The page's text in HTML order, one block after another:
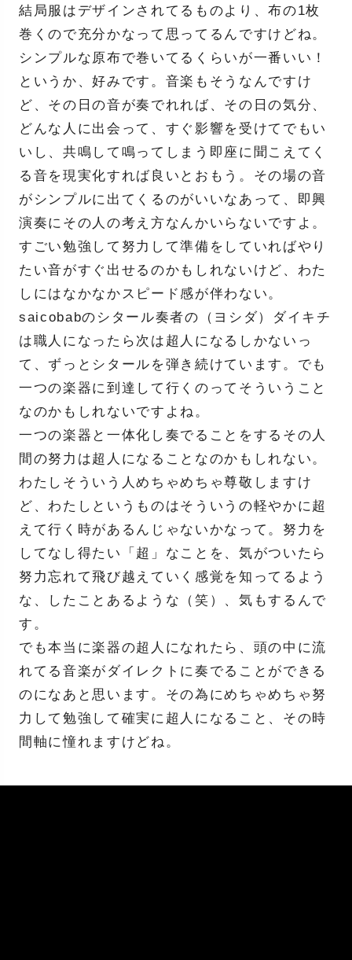
結局服はデザインされてるものより、布の1枚
巻くので充分かなって思ってるんですけどね。
シンプルな原布で巻いてるくらいが一番いい！
というか、好みです。音楽もそうなんですけ
ど、その日の音が奏でれれば、その日の気分、
どんな人に出会って、すぐ影響を受けてでもい
いし、共鳴して鳴ってしまう即座に聞こえてく
る音を現実化すれば良いとおもう。その場の音
がシンプルに出てくるのがいいなあって、即興
演奏にその人の考え方なんかいらないですよ。
すごい勉強して努力して準備をしていればやり
たい音がすぐ出せるのかもしれないけど、わた
しにはなかなかスピード感が伴わない。
saicobabのシタール奏者の（ヨシダ）ダイキチ
は職人になったら次は超人になるしかないっ
て、ずっとシタールを弾き続けています。でも
一つの楽器に到達して行くのってそういうこと
なのかもしれないですよね。
一つの楽器と一体化し奏でることをするその人
間の努力は超人になることなのかもしれない。
わたしそういう人めちゃめちゃ尊敬しますけ
ど、わたしというものはそういうの軽やかに超
えて行く時があるんじゃないかなって。努力を
してなし得たい「超」なことを、気がついたら
努力忘れて飛び越えていく感覚を知ってるよう
な、したことあるような（笑）、気もするんで
す。
でも本当に楽器の超人になれたら、頭の中に流
れてる音楽がダイレクトに奏でることができる
のになあと思います。その為にめちゃめちゃ努
力して勉強して確実に超人になること、その時
間軸に憧れますけどね。